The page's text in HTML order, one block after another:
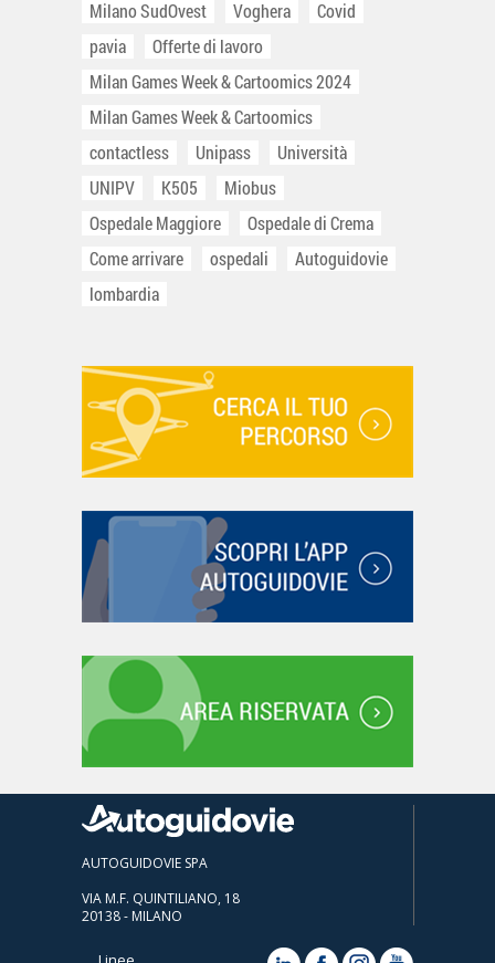
Milano SudOvest
Voghera
Covid
pavia
Offerte di lavoro
Milan Games Week & Cartoomics 2024
Milan Games Week & Cartoomics
contactless
Unipass
Università
UNIPV
K505
Miobus
Ospedale Maggiore
Ospedale di Crema
Come arrivare
ospedali
Autoguidovie
lombardia
AUTOGUIDOVIE SPA
VIA M.F. QUINTILIANO, 18
20138 - MILANO